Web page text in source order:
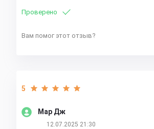
Проверено
Вам помог этот отзыв?
Мар Дж
5
12.07.2025 21:30